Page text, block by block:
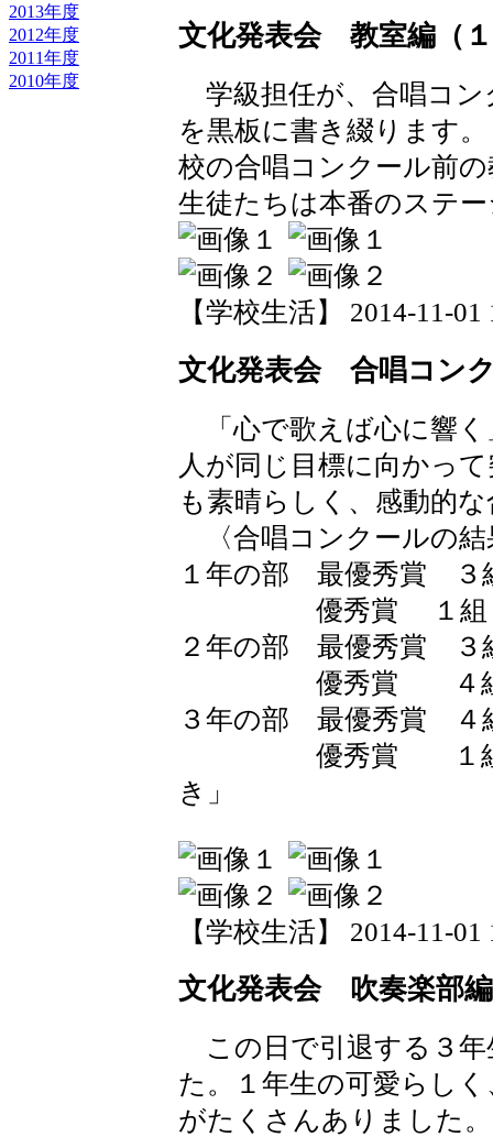
2013年度
2012年度
2011年度
2010年度
文化発表会 教室編（
学級担任が、合唱コン
を黒板に書き綴ります
校の合唱コンクール前
生徒たちは本番のステ
【学校生活】 2014-11-01
文化発表会 合唱コン
「心で歌えば心に響く
人が同じ目標に向かっ
も素晴らしく、感動的
〈合唱コンクールの結
１年の部 最優秀賞 ３
優秀賞 １組 「
２年の部 最優秀賞 ３
優秀賞 ４組 「
３年の部 最優秀賞 ４
優秀賞 １組 「
き」
【学校生活】 2014-11-01
文化発表会 吹奏楽部
この日で引退する３年
た。１年生の可愛らし
がたくさんありました。